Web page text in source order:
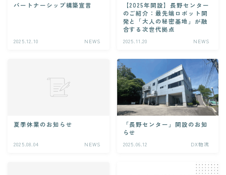
クレジットカード業務システム開発
Microsoft 製品導入サービス​
Webアプリケーション開発​
コンサルティングサービス
人事給与ERP導入支援コンサルティング
Microsoft365 導入・運用支援サービス
教師データ作成代行サービス
パートナーシップ構築宣言
2025.12.10 NEWS
【2025年開設】長野センター
のご紹介：最先端ロボット開
発と「大人の秘密基地」が融
合する次世代拠点
2025.11.20 NEWS
夏季休業のお知らせ
2025.08.04 NEWS
「長野センター」開設のお知
らせ
2025.06.12 DX物流